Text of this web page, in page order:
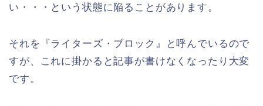
い・・・という状態に陥ることがあります。
それを『ライターズ・ブロック』と呼んでいるので
すが、これに掛かると記事が書けなくなったり大変
です。